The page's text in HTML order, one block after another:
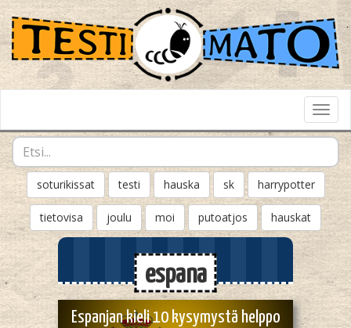
soturikissat testi hauska sk harrypotter
tietovisa joulu moi putoatjos hauskat
espana
Espanjan kieli 10 kysymystä helppo